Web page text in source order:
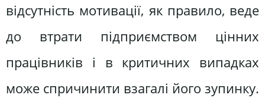
відсутність мотивації, як правило, веде
до втрати підприємством цінних
працівників і в критичних випадках
може спричинити взагалі його зупинку.